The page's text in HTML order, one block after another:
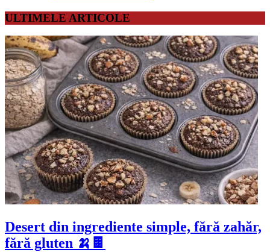
ULTIMELE ARTICOLE
Desert din ingrediente simple, fără zahăr,
fără gluten 🍌🍫